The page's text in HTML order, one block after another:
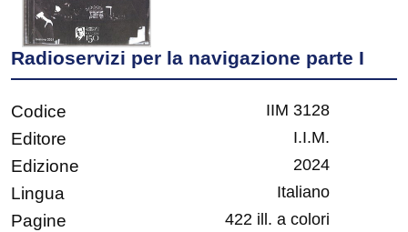
Radioservizi per la navigazione parte I
Codice IIM 3128
Editore I.I.M.
Edizione 2024
Lingua Italiano
Pagine 422 ill. a colori